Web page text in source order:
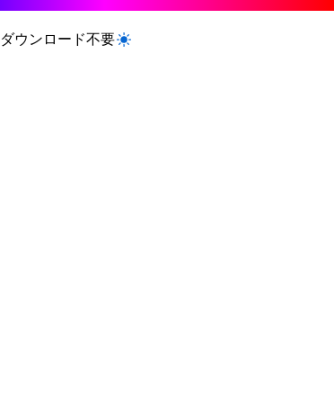
ダウンロード不要ライト/ダークモードを切り替える